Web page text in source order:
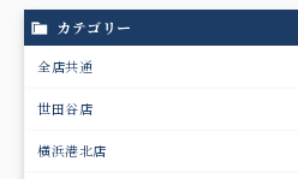
カテゴリー
全店共通
世田谷店
横浜港北店